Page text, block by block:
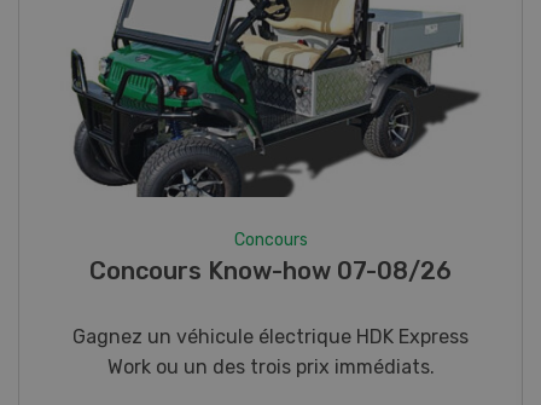
Photo mystère 07-08/26
Gagnez l’un des cinq couteaux de poche LANDI